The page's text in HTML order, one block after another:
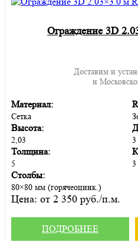
Ограждение 3D
Доставим и
и
Материал:
Сетка
Высота:
2,03 3
Толщина:
5 3
Столбы:
80×80 мм (горячеоцинк.)
Цена: от 2 350 руб./п.м.
ПОДРОБНЕЕ